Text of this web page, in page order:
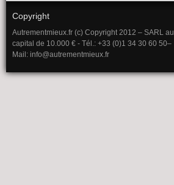
Copyright
Autrementmieux.fr (c) Copyright 2012 – SARL au
capital de 10.000 € - Tél.: +33 (0)1 34 30 60 50–
Mail: info@autrementmieux.fr